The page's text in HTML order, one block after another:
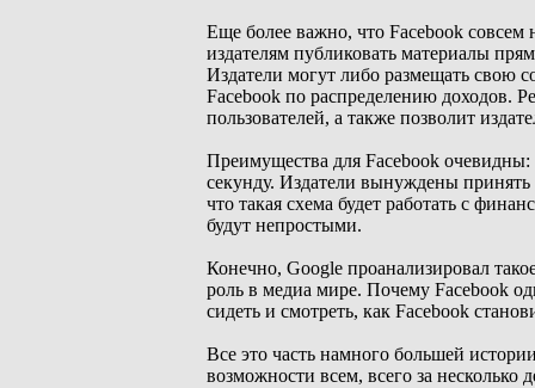
Еще более важно, что Facebook совсем
издателям публиковать материалы
Издатели могут либо размещать свою
Facebook по распределению доходов.
пользователей, а также позволит
Преимущества для Facebook очевидны:
секунду. Издатели вынуждены принять
что такая схема будет работать с
будут непростыми.
Конечно, Google проанализировал
роль в медиа мире. Почему Facebook
сидеть и смотреть, как Facebook
Все это часть намного большей
возможности всем, всего за несколько